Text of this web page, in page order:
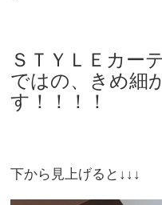
ＳＴＹＬＥカー
ではの、きめ細
す！！！！
下から見上げると↓↓↓